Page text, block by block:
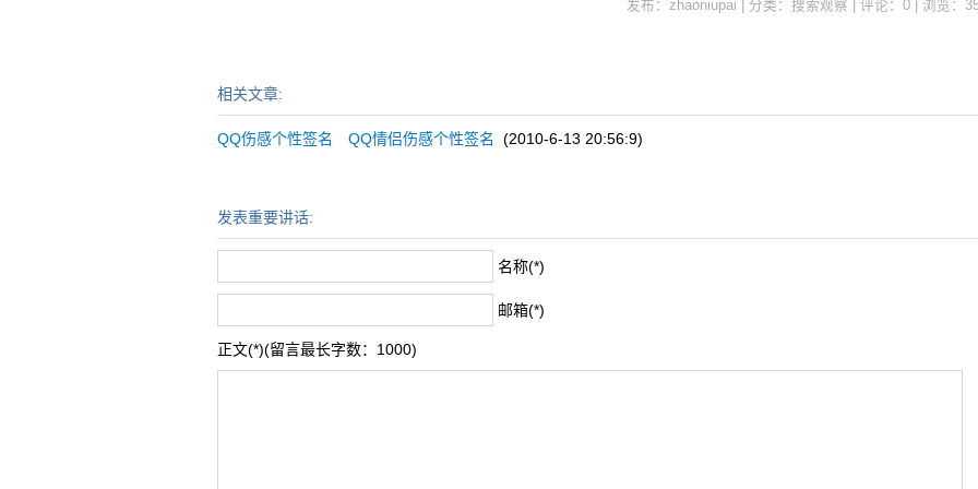
发布：zhaoniupai | 分类：搜索观察 | 评论：0 | 浏览：
相关文章:
QQ伤感个性签名 QQ情侣伤感个性签名 (2010-6-13 20:56:9)
发表重要讲话:
名称(*)
邮箱(*)
正文(*)(留言最长字数：1000)